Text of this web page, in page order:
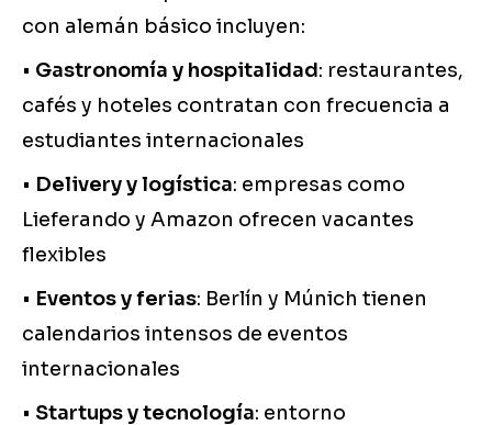
con alemán básico incluyen:
• Gastronomía y hospitalidad: restaurantes,
cafés y hoteles contratan con frecuencia a
estudiantes internacionales
• Delivery y logística: empresas como
Lieferando y Amazon ofrecen vacantes
flexibles
• Eventos y ferias: Berlín y Múnich tienen
calendarios intensos de eventos
internacionales
• Startups y tecnología: entorno